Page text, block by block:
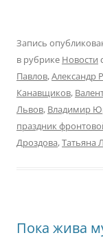
Запись
в рубрике Новости
Павлов,Александр
Канавщиков,
Львов, Владимир
праздник
Дроздова,Татьяна
Пока жива